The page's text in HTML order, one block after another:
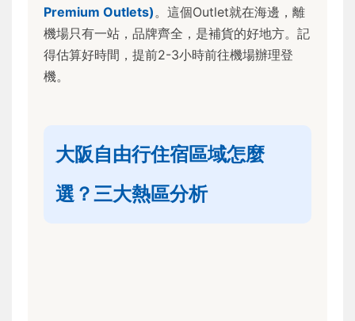
Premium Outlets)。這個Outlet就在海邊，離
機場只有一站，品牌齊全，是補貨的好地方。記
得估算好時間，提前2-3小時前往機場辦理登
機。
大阪自由行住宿區域怎麼
選？三大熱區分析